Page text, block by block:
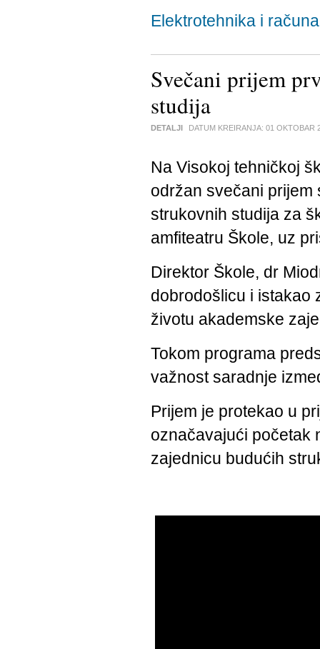
Elektrotehnika i
Svečani prijem
studija
DETALJI DATUM KREIRANJA: 01 OKTOBAR
Na Visokoj tehničkoj
održan svečani prijem
strukovnih studija za
amfiteatru Škole, uz
Direktor Škole, dr
dobrodošlicu i istakao
životu akademske
Tokom programa
važnost saradnje
Prijem je protekao u
označavajući početak
zajednicu budućih